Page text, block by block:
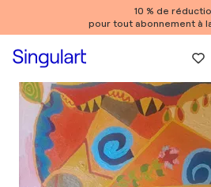
10 % de
pour tout abonnement à